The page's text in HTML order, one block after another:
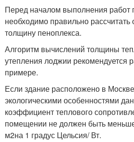
Перед началом выполнения работ
необходимо правильно
толщину пеноплекса.
Алгоритм вычислений толщины
утепления лоджии рекомендуется
примере.
Если здание расположено в
экологическими особенностями
коэффициент теплового
помещении не должен быть
м2на 1 градус Цельсия/ Вт.